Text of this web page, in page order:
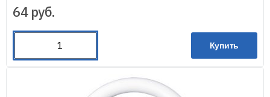
64 руб.
Купить